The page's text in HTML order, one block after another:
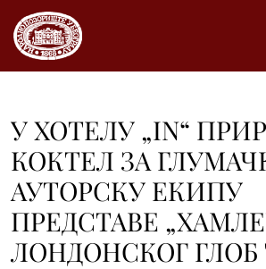
У ХОТЕЛУ „IN“
КОКТЕЛ ЗА
АУТОРСКУ ЕКИПУ
ПРЕДСТАВЕ
ЛОНДОНСКОГ ГЛОБ